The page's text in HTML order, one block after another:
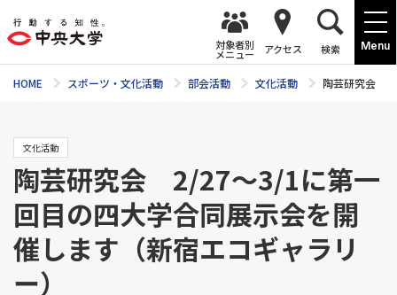
Menu
対象者別
メニュー アクセス 検索
HOME スポーツ・文化活動 部会活動 文化活動 陶芸研究会 2/
文化活動
陶芸研究会 2/27～3/1に第一
回目の四大学合同展示会を開
催します（新宿エコギャラリ
ー）